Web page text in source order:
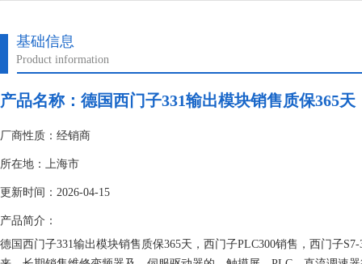
基础信息
Product information
产品名称： 德国西门子331输出模块销售质保365天
厂商性质：经销商
所在地：上海市
更新时间：2026-04-15
产品简介：
德国西门子331输出模块销售质保365天，西门子PLC300销售，西门子